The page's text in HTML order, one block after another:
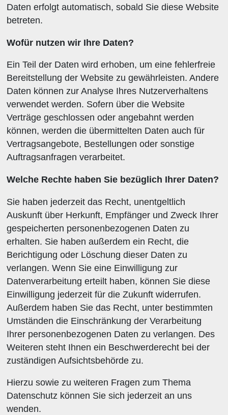
Daten erfolgt automatisch, sobald Sie diese Website
betreten.
Wofür nutzen wir Ihre Daten?
Ein Teil der Daten wird erhoben, um eine fehlerfreie
Bereitstellung der Website zu gewährleisten. Andere
Daten können zur Analyse Ihres Nutzerverhaltens
verwendet werden. Sofern über die Website
Verträge geschlossen oder angebahnt werden
können, werden die übermittelten Daten auch für
Vertragsangebote, Bestellungen oder sonstige
Auftragsanfragen verarbeitet.
Welche Rechte haben Sie bezüglich Ihrer Daten?
Sie haben jederzeit das Recht, unentgeltlich
Auskunft über Herkunft, Empfänger und Zweck Ihrer
gespeicherten personenbezogenen Daten zu
erhalten. Sie haben außerdem ein Recht, die
Berichtigung oder Löschung dieser Daten zu
verlangen. Wenn Sie eine Einwilligung zur
Datenverarbeitung erteilt haben, können Sie diese
Einwilligung jederzeit für die Zukunft widerrufen.
Außerdem haben Sie das Recht, unter bestimmten
Umständen die Einschränkung der Verarbeitung
Ihrer personenbezogenen Daten zu verlangen. Des
Weiteren steht Ihnen ein Beschwerderecht bei der
zuständigen Aufsichtsbehörde zu.
Hierzu sowie zu weiteren Fragen zum Thema
Datenschutz können Sie sich jederzeit an uns
wenden.